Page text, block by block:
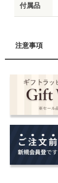
付属品
注意事項